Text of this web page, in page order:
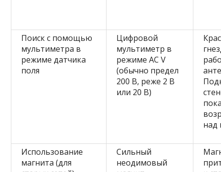
Поиск с помощью
мультиметра в
режиме датчика
поля
Цифровой
мультиметр в
режиме AC V
(обычно предел
200 В, реже 2 В
или 20 В)
над
Использование
магнита (для
Сильный
неодимовый